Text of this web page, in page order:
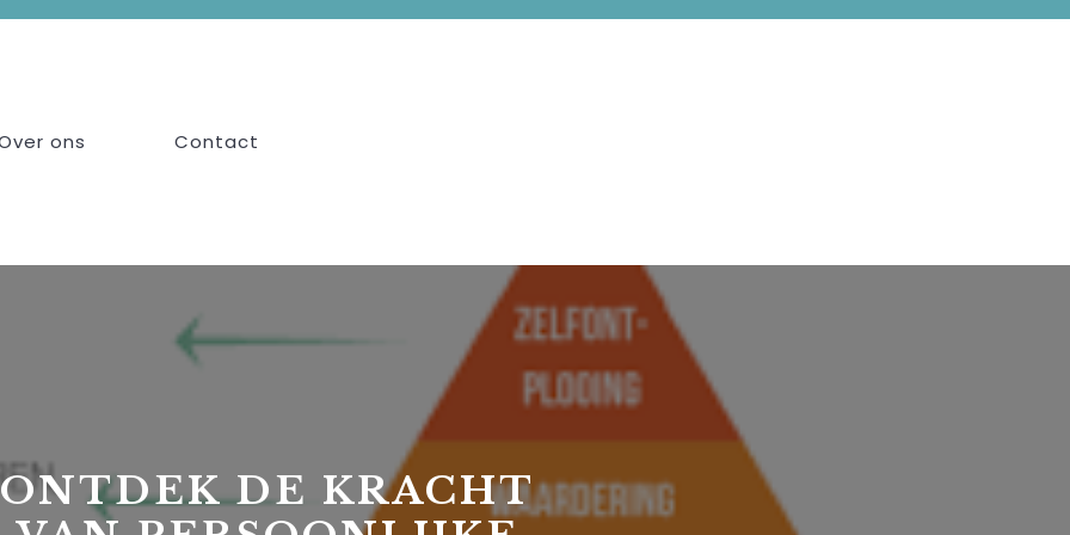
ons Contact
ONTDEK DE KRACHT